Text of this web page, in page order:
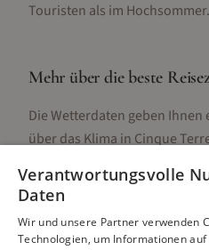
Touristen als im Hochsommer.
Mehr über die beste
Die Wetterdaten geben
über das Klima in Cinque
Unterschieden, Aktivitäten
Verantwortungsvolle
Daten
Wir und unsere Partner verwenden
Technologien, um Informationen